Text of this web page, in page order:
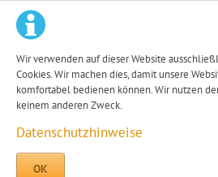
Wir verwenden auf dieser Website
Cookies. Wir machen dies, damit unsere
komfortabel bedienen können. Wir nutzen
keinem anderen Zweck.
Datenschutzhinweise
OK